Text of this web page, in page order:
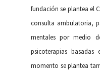
fundación se plantea el
consulta ambulatoria,
mentales por medio
psicoterapias basadas
momento se plantea